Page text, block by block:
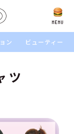
MENU
SEARCH
ン ビューティー
ツ